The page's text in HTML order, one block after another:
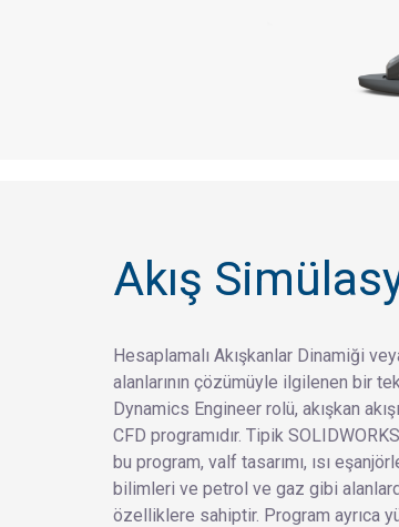
Akış
Hesaplamalı Akışkanlar Dinamiği
alanlarının çözümüyle ilgilenen bir
Dynamics Engineer rolü, akışkan
CFD programıdır. Tipik
bu program, valf tasarımı, ısı
bilimleri ve petrol ve gaz gibi
özelliklere sahiptir. Program ayrıca